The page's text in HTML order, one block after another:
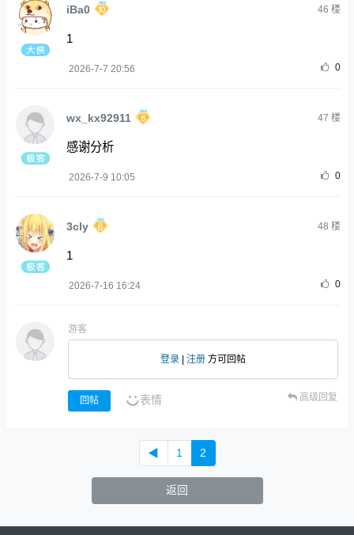
iBa0 46 楼
1
2026-7-7 20:56 0
wx_kx92911 47 楼
感谢分析
2026-7-9 10:05 0
3cly 48 楼
1
2026-7-16 16:24 0
游客
登录 注册 方可回帖
回帖 表情 高级回复
◀ 1 2
返回